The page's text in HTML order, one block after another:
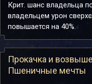
Крит. шанс владельца
владельцем урон
повышается на 40%.
Прокачка и
Пшеничные мечты